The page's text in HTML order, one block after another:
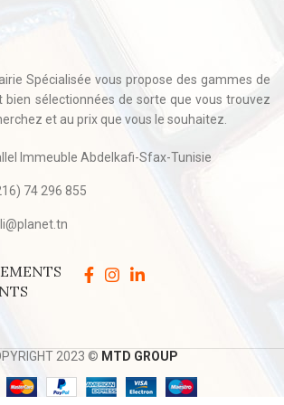
Spécialisée vous propose des gammes de
bien sélectionnées de sorte que vous trouvez
et au prix que vous le souhaitez.
Immeuble Abdelkafi-Sfax-Tunisie
74 296 855
2023 © MTD GROUP